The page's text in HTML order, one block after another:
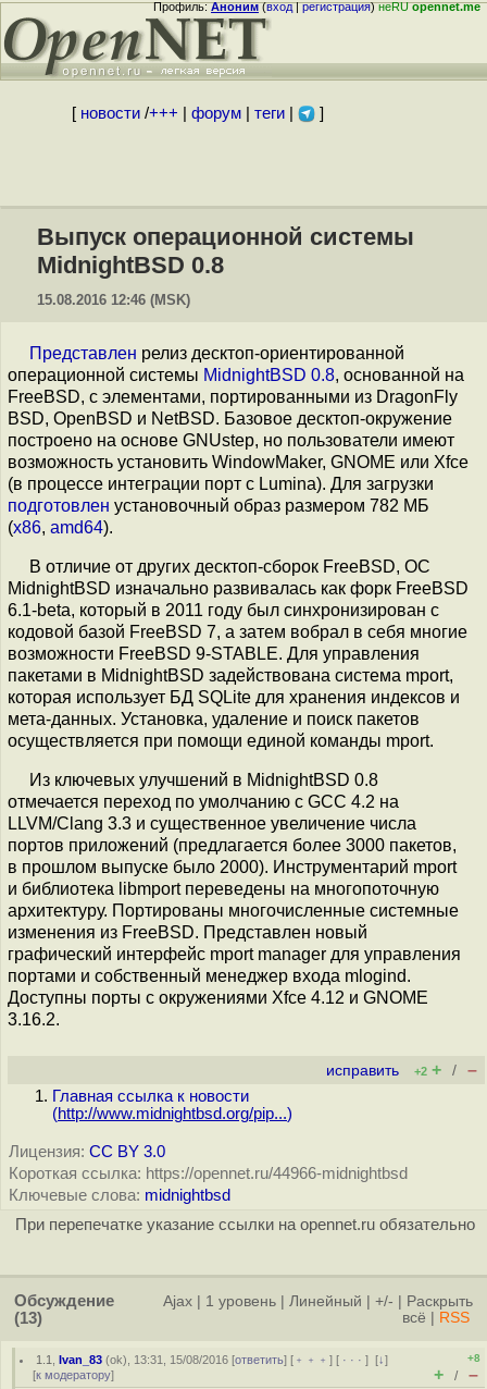
Профиль:Аноним(вход|регистрация)неRUopennet.me
[ новости/+++ форум| теги| ]
Выпуск операционной системы
MidnightBSD 0.8
15.08.2016 12:46 (MSK)
Представлен релиз десктоп-ориентированной
операционной системы MidnightBSD 0.8, основанной на
FreeBSD, с элементами, портированными из DragonFly
BSD, OpenBSD и NetBSD. Базовое десктоп-окружение
построено на основе GNUstep, но пользователи имеют
возможность установить WindowMaker, GNOME или Xfce
(в процессе интеграции порт с Lumina). Для загрузки
подготовлен установочный образ размером 782 МБ
(x86, amd64).
В отличие от других десктоп-сборок FreeBSD, ОС
MidnightBSD изначально развивалась как форк FreeBSD
6.1-beta, который в 2011 году был синхронизирован с
кодовой базой FreeBSD 7, а затем вобрал в себя многие
возможности FreeBSD 9-STABLE. Для управления
пакетами в MidnightBSD задействована система mport,
которая использует БД SQLite для хранения индексов и
мета-данных. Установка, удаление и поиск пакетов
осуществляется при помощи единой команды mport.
Из ключевых улучшений в MidnightBSD 0.8
отмечается переход по умолчанию с GCC 4.2 на
LLVM/Clang 3.3 и существенное увеличение числа
портов приложений (предлагается более 3000 пакетов,
в прошлом выпуске было 2000). Инструментарий mport
и библиотека libmport переведены на многопоточную
архитектуру. Портированы многочисленные системные
изменения из FreeBSD. Представлен новый
графический интерфейс mport manager для управления
портами и собственный менеджер входа mlogind.
Доступны порты с окружениями Xfce 4.12 и GNOME
3.16.2.
исправить +2 + / –
Главная ссылка к новости
(http://www.midnightbsd.org/pip...)
Лицензия: CC BY 3.0
Короткая ссылка: https://opennet.ru/44966-midnightbsd
Ключевые слова: midnightbsd
При перепечатке указание ссылки на opennet.ru обязательно
Обсуждение
(13)
Ajax 1 уровень Линейный +/-
Раскрыть
всё
RSS
1.1 ,Ivan_83 (ok), 13:31, 15/08/2016 [ответить] [ ﹢﹢﹢] [ · · ·][↓]
[к модератору]
+8
+ / –